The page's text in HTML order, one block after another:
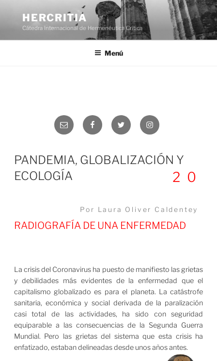
contenido
HERCRITIA
Cátedra Internacional de Hermenéutica Crítica
Menú
PANDEMIA, GLOBALIZACIÓN Y
ECOLOGÍA
20
Por Laura Oliver Caldentey
RADIOGRAFÍA DE UNA ENFERMEDAD
La crisis del Coronavirus ha puesto de manifiesto las grietas
y debilidades más evidentes de la enfermedad que el
capitalismo globalizado es para el planeta. La catástrofe
sanitaria, económica y social derivada de la paralización
casi total de las actividades, ha sido con seguridad
equiparable a las consecuencias de la Segunda Guerra
Mundial. Pero las grietas del sistema que esta crisis ha
enfatizado, estaban delineadas desde unos años antes.
Correo
electrónico
FacebookTwitter Instagram